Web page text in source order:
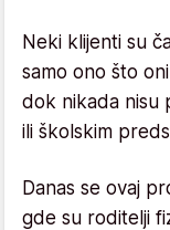
Neki klijenti su
samo ono što
dok nikada nisu
ili školskim
Danas se ovaj
gde su roditelji